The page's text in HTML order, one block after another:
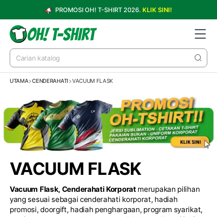
PROMOSI OH! T-SHIRT 2026. KLIK SINI!
UTAMA CENDERAHATI VACUUM FLASK
VACUUM FLASK
Vacuum Flask, Cenderahati Korporatmerupakan pilihan
yang sesuai sebagai cenderahati korporat, hadiah
promosi, doorgift, hadiah penghargaan, program syarikat,